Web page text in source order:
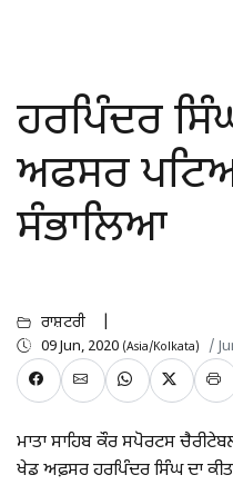
ਹਰਪਿੰਦਰ
ਅਫਸਰ
ਸੰਭਾਲਿਆ
ਰਾਸ਼ਟਰੀ
09 Jun, 2020 (Asia/Kolkata) /
ਮਾਤਾ ਸਾਹਿਬ ਕੌਰ ਸਪੋਰਟਸ
ਖੇਡ ਅਫ਼ਸਰ ਹਰਪਿੰਦਰ ਸਿੰਘ ਦਾ